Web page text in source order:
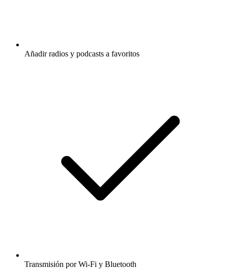
Añadir radios y podcasts a favoritos
Transmisión por Wi-Fi y Bluetooth